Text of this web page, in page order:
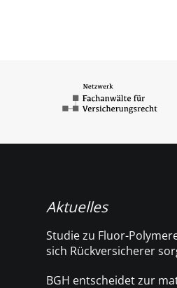
Aktuelles
Studie zu Fluor-
sich Rückversicherer
BGH entscheidet zur